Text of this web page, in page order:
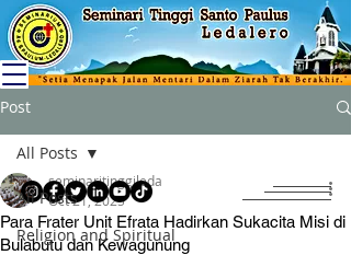
Post
All Posts
Religion and Spiritual
All Posts
Para Frater Unit Efrata Hadirkan Sukacita Misi di
Bulabutu dan Kewagunung
seminaritinggileda
Oct 21, 2025